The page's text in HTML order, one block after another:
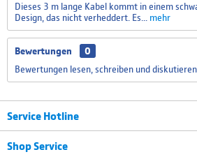
Dieses 3 m lange Kabel kommt in einem
Design, das nicht verheddert. Es...
mehr
Bewertungen
0
Bewertungen lesen, schreiben und diskutieren...
Service Hotline
Shop Service